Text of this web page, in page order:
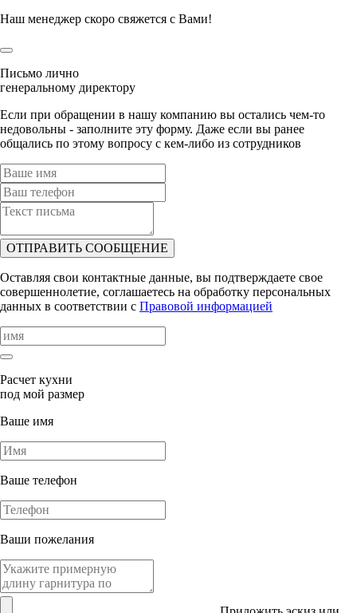
Наш менеджер скоро свяжется с Вами!
Письмо лично
генеральному директору
Если при обращении в нашу компанию вы остались чем-то
недовольны - заполните эту форму. Даже если вы ранее
общались по этому вопросу с кем-либо из сотрудников
ОТПРАВИТЬ СООБЩЕНИЕ
Оставляя свои контактные данные, вы подтверждаете свое
совершеннолетие, соглашаетесь на обработку персональных
данных в соответствии с Правовой информацией
Расчет кухни
под мой размер
Ваше имя
Ваше телефон
Ваши пожелания